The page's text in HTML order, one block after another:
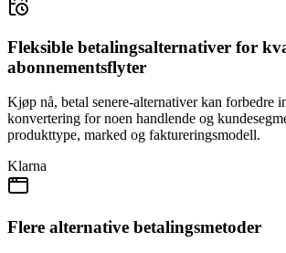
Fleksible betalingsalternativer for
abonnementsflyter
Kjøp nå, betal senere-alternativer kan forbedre
konvertering for noen handlende og
produkttype, marked og faktureringsmodell.
Klarna
Flere alternative betalingsmetoder